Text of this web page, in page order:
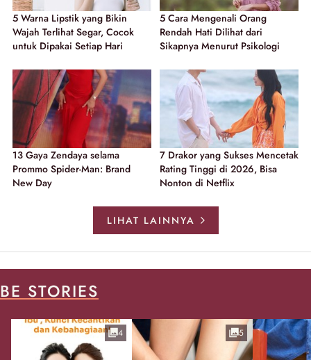
5 Warna Lipstik yang Bikin
Wajah Terlihat Segar, Cocok
untuk Dipakai Setiap Hari
5 Cara Mengenali Orang
Rendah Hati Dilihat dari
Sikapnya Menurut Psikologi
13 Gaya Zendaya selama
Prommo Spider-Man: Brand
New Day
7 Drakor yang Sukses Mencetak
Rating Tinggi di 2026, Bisa
Nonton di Netflix
LIHAT LAINNYA
BE STORIES
4 5